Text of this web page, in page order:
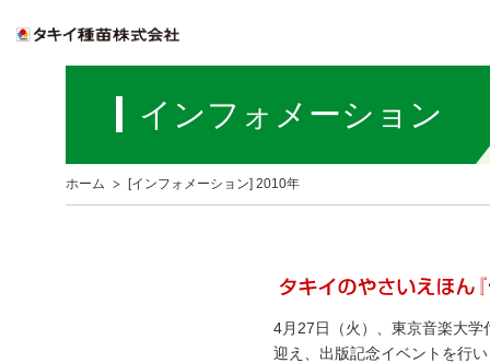
インフォメーション
ホーム [インフォメーション] 2010年
4月27日（火）、東京音楽大
迎え、出版記念イベントを行